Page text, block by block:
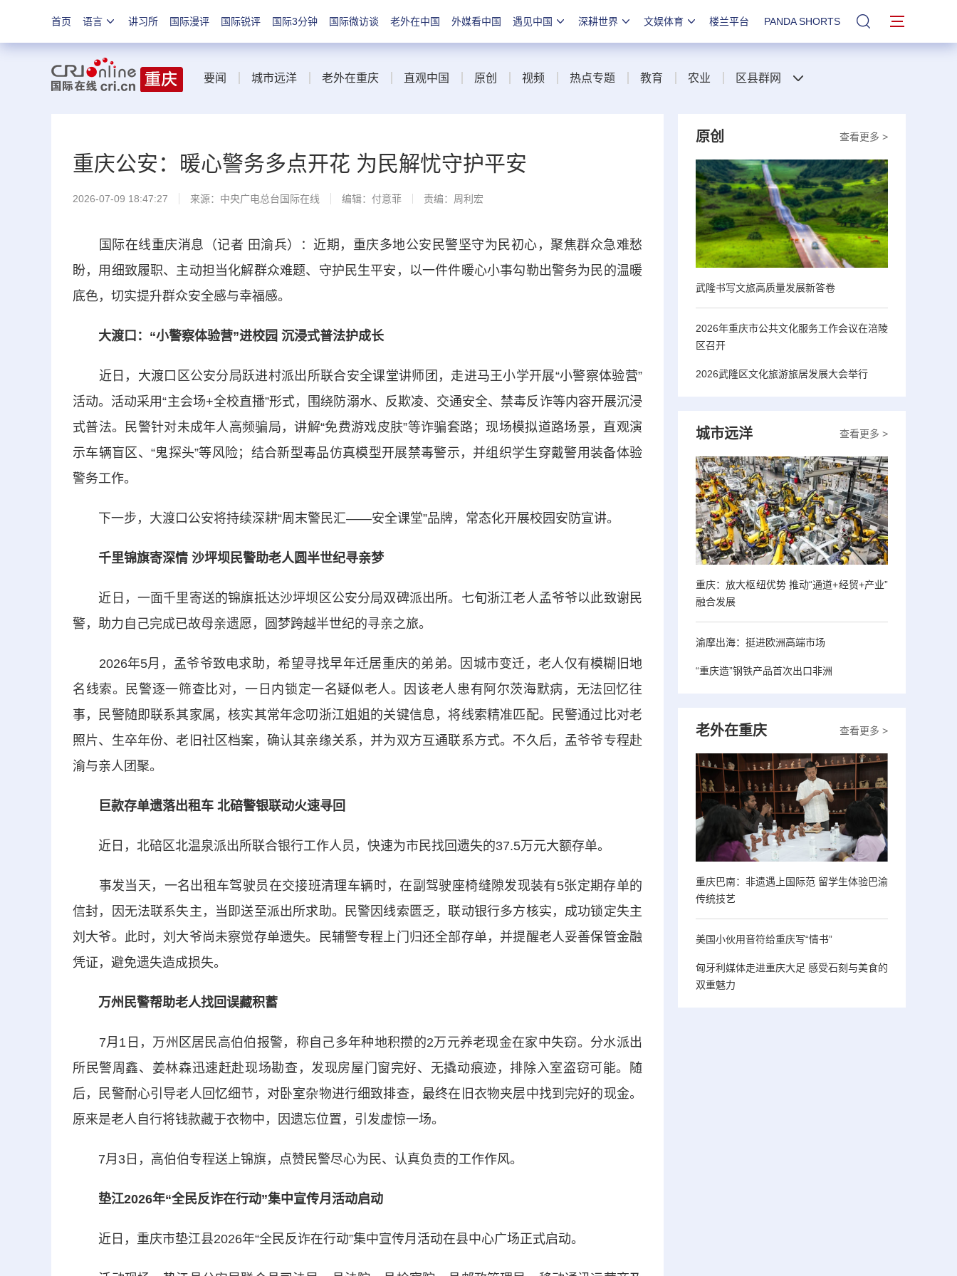
首页 语言 讲习所 国际漫评 国际锐评 国际3分钟 国际微访谈 老外在中国 外媒看中国 遇见中国 深耕世界 文娱体育 楼兰平台 PANDA SHORTS 站内搜索
要闻 城市远洋 老外在重庆 直观中国 原创 视频 热点专题 教育 农业 区县群网
重庆公安：暖心警务多点开花 为民解忧守护平安
2026-07-09 18:47:27 来源：中央广电总台国际在线 编辑：付意菲 责编：周利宏
国际在线重庆消息（记者 田渝兵）：近期，重庆多地公安民警坚守为民初心，聚焦群众急难愁
盼，用细致履职、主动担当化解群众难题、守护民生平安，以一件件暖心小事勾勒出警务为民的温暖
底色，切实提升群众安全感与幸福感。
大渡口：“小警察体验营”进校园 沉浸式普法护成长
近日，大渡口区公安分局跃进村派出所联合安全课堂讲师团，走进马王小学开展“小警察体验营”
活动。活动采用“主会场+全校直播”形式，围绕防溺水、反欺凌、交通安全、禁毒反诈等内容开展沉浸
式普法。民警针对未成年人高频骗局，讲解“免费游戏皮肤”等诈骗套路；现场模拟道路场景，直观演
示车辆盲区、“鬼探头”等风险；结合新型毒品仿真模型开展禁毒警示，并组织学生穿戴警用装备体验
警务工作。
下一步，大渡口公安将持续深耕“周末警民汇——安全课堂”品牌，常态化开展校园安防宣讲。
千里锦旗寄深情 沙坪坝民警助老人圆半世纪寻亲梦
近日，一面千里寄送的锦旗抵达沙坪坝区公安分局双碑派出所。七旬浙江老人孟爷爷以此致谢民
警，助力自己完成已故母亲遗愿，圆梦跨越半世纪的寻亲之旅。
2026年5月，孟爷爷致电求助，希望寻找早年迁居重庆的弟弟。因城市变迁，老人仅有模糊旧地
名线索。民警逐一筛查比对，一日内锁定一名疑似老人。因该老人患有阿尔茨海默病，无法回忆往
事，民警随即联系其家属，核实其常年念叨浙江姐姐的关键信息，将线索精准匹配。民警通过比对老
照片、生卒年份、老旧社区档案，确认其亲缘关系，并为双方互通联系方式。不久后，孟爷爷专程赴
渝与亲人团聚。
巨款存单遗落出租车 北碚警银联动火速寻回
近日，北碚区北温泉派出所联合银行工作人员，快速为市民找回遗失的37.5万元大额存单。
事发当天，一名出租车驾驶员在交接班清理车辆时，在副驾驶座椅缝隙发现装有5张定期存单的
信封，因无法联系失主，当即送至派出所求助。民警因线索匮乏，联动银行多方核实，成功锁定失主
刘大爷。此时，刘大爷尚未察觉存单遗失。民辅警专程上门归还全部存单，并提醒老人妥善保管金融
凭证，避免遗失造成损失。
万州民警帮助老人找回误藏积蓄
7月1日，万州区居民高伯伯报警，称自己多年种地积攒的2万元养老现金在家中失窃。分水派出
所民警周鑫、姜林森迅速赶赴现场勘查，发现房屋门窗完好、无撬动痕迹，排除入室盗窃可能。随
后，民警耐心引导老人回忆细节，对卧室杂物进行细致排查，最终在旧衣物夹层中找到完好的现金。
原来是老人自行将钱款藏于衣物中，因遗忘位置，引发虚惊一场。
7月3日，高伯伯专程送上锦旗，点赞民警尽心为民、认真负责的工作作风。
垫江2026年“全民反诈在行动”集中宣传月活动启动
近日，重庆市垫江县2026年“全民反诈在行动”集中宣传月活动在县中心广场正式启动。
查看更多 >
原创
武隆书写文旅高质量发展新答卷
2026年重庆市公共文化服务工作会议在涪陵
区召开
2026武隆区文化旅游旅居发展大会举行
查看更多 >
城市远洋
重庆：放大枢纽优势 推动“通道+经贸+产业”
融合发展
渝摩出海：挺进欧洲高端市场
“重庆造”钢铁产品首次出口非洲
查看更多 >
老外在重庆
重庆巴南：非遗遇上国际范 留学生体验巴渝
传统技艺
美国小伙用音符给重庆写“情书”
匈牙利媒体走进重庆大足 感受石刻与美食的
双重魅力